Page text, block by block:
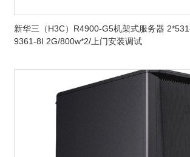
新华三（H3C）R4900-G5机架式服务器
9361-8I 2G/800w*2/上门安装调试